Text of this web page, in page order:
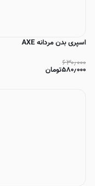
اسپری بدن مردانه AXE
۶۳۰٫۰۰۰
۵۸۰٫۰۰۰تومان